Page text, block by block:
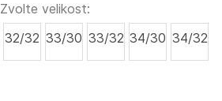
Zvolte velikost:
32/32 33/30 33/32 34/30 34/32